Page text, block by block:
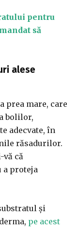
pentru
să
alese
prea mare, care
bolilor,
adecvate, în
răsadurilor.
că
proteja
și
pe acest